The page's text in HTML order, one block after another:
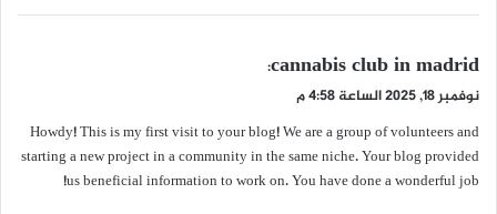
ي
ق
ل
cannabis club in madrid
:
نوفمبر 18, 2025 الساعة 4:58 م
Howdy! This is my first visit to your blog! We are a group of volunteers and
starting a new project in a community in the same niche. Your blog provided
us beneficial information to work on. You have done a wonderful job!